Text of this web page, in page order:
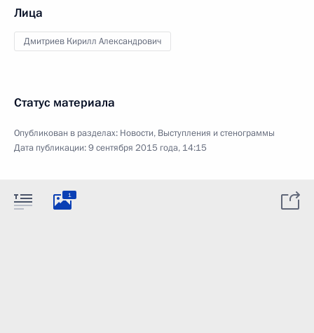
Лица
Дмитриев Кирилл Александрович
Статус материала
Опубликован в разделах: Новости, Выступления и стенограммы
Дата публикации:9 сентября 2015 года, 14:15
1